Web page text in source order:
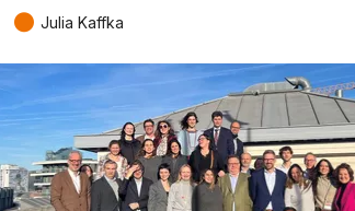
● Julia Kaffka